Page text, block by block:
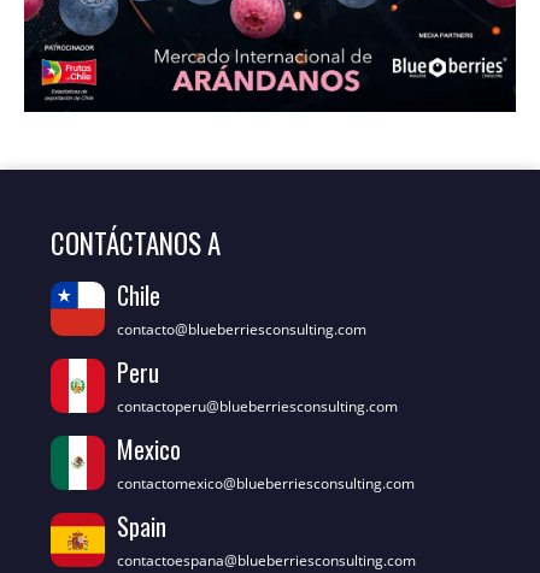
CONTÁCTANOS A
Chile
contacto@blueberriesconsulting.com
Peru
contactoperu@blueberriesconsulting.com
Mexico
contactomexico@blueberriesconsulting.com
Spain
contactoespana@blueberriesconsulting.com